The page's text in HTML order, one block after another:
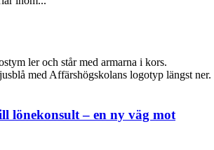
lönekonsult – en ny väg mot